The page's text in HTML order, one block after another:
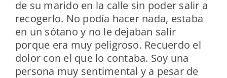
de su marido en la calle sin poder salir a
recogerlo. No podía hacer nada, estaba
en un sótano y no le dejaban salir
porque era muy peligroso. Recuerdo el
dolor con el que lo contaba. Soy una
persona muy sentimental y a pesar de